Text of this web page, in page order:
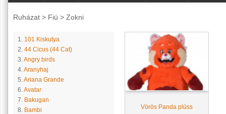
Ruházat> Fiú > Zokni
1. 101 Kiskutya
2. 44 Cicus (44 Cat)
3.Angry birds
4.Aranyhaj
5.Ariana Grande
6.Avatar
7. Bakugan
8. Bambi
Vörös Panda plüss